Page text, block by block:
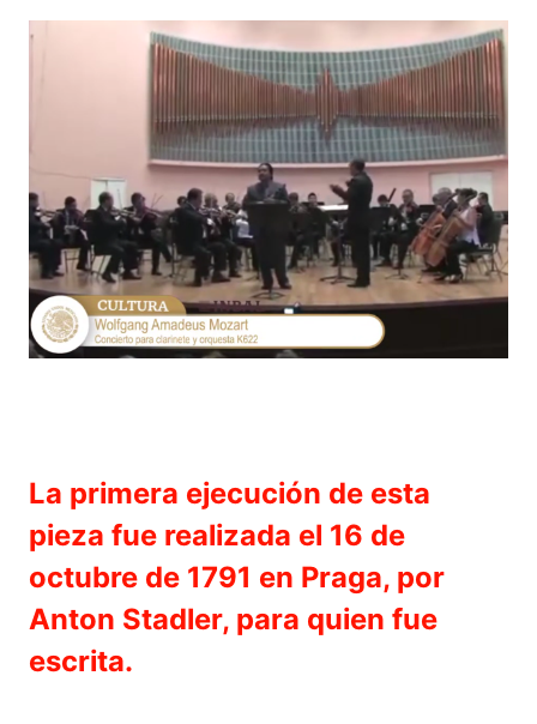
La primera ejecución de esta
pieza fue realizada el 16 de
octubre de 1791 en Praga, por
Anton Stadler, para quien fue
escrita.